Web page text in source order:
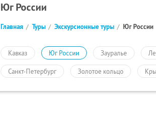
Юг России
Главная Туры Экскурсионные туры Юг России
Кавказ Юг России Зауралье
Санкт-Петербург Золотое кольцо